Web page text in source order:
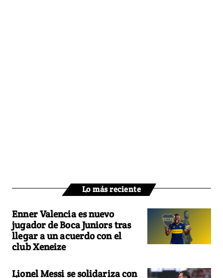
Lo más reciente
Enner Valencia es nuevo
jugador de Boca Juniors tras
llegar a un acuerdo con el
club Xeneize
Lionel Messi se solidariza con